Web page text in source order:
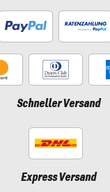
Schneller Versand
Express Versand